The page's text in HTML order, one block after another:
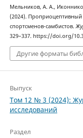
Мельников, А. А.,
(2024).
спортсменов-самбистов.
329–337. https://doi.org/
Другие форматы
Выпуск
Том 12 № 3 (2024):
исследований
Раздел